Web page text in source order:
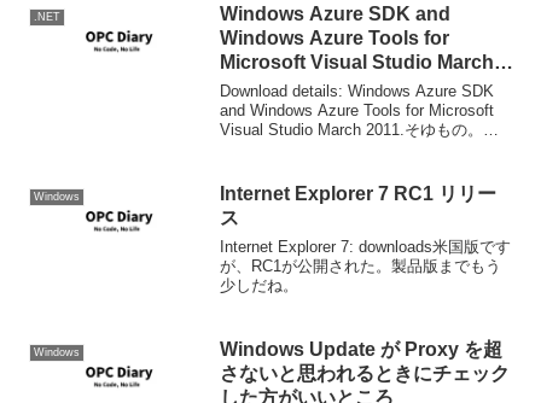
.NET
Windows Azure SDK and
Windows Azure Tools for
Microsoft Visual Studio March
2011 (V1.4)
Download details: Windows Azure SDK
and Windows Azure Tools for Microsoft
Visual Studio March 2011.そゆもの。も
Windows
Internet Explorer 7 RC1 リリー
ス
Internet Explorer 7: downloads米国版です
が、RC1が公開された。製品版までもう
少しだね。
Windows
Windows Update が Proxy を超
さないと思われるときにチェック
した方がいいところ